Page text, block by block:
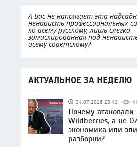
А Вас не напрягает эта
ненависть профессиональных
ко всему русскому, лишь слегка
замаскированная под
всему советскому?
АКТУАЛЬНОЕ ЗА НЕДЕЛЮ
31.07.2026 23:43
Почему атаковали
Wildberries, а не
экономика или
разборки?